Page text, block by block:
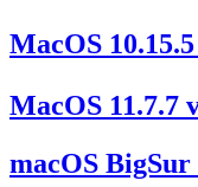
MacOS
MacOS 11.7.7
macOS BigSur